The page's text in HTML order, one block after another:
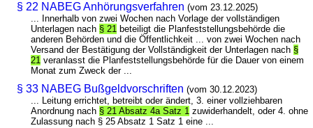
§ 22 NABEG Anhörungsverfahren (vom 23.12.2025)
... Innerhalb von zwei Wochen nach Vorlage der vollständigen
Unterlagen nach § 21 beteiligt die Planfeststellungsbehörde die
anderen Behörden und die Öffentlichkeit ... von zwei Wochen nach
Versand der Bestätigung der Vollständigkeit der Unterlagen nach §
21 veranlasst die Planfeststellungsbehörde für die Dauer von einem
Monat zum Zweck der ...
§ 33 NABEG Bußgeldvorschriften (vom 30.12.2023)
... Leitung errichtet, betreibt oder ändert, 3. einer vollziehbaren
Anordnung nach § 21 Absatz 4a Satz 1 zuwiderhandelt, oder 4. ohne
Zulassung nach § 25 Absatz 1 Satz 1 eine ...